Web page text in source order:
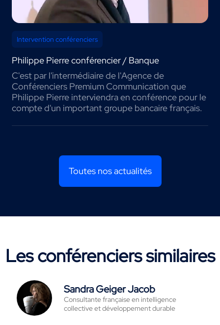
Intervention conférenciers
Philippe Pierre conférencier / Banque
C'est par l'intermédiaire de l'Agence de
Conférenciers Premium Communication que
Philippe Pierre interviendra en conférence pour le
compte d'un important groupe bancaire français.
Toutes nos actualités
Les conférenciers similaires
Sandra Geiger Jacob
Consultante française en intelligence
collective et développement durable